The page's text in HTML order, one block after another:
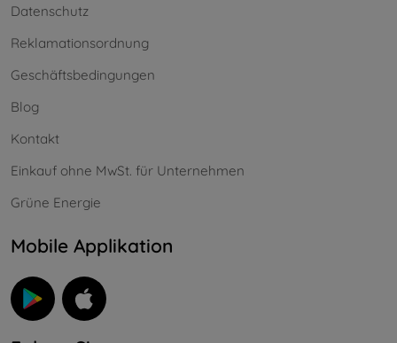
Datenschutz
Reklamationsordnung
Geschäftsbedingungen
Blog
Kontakt
Einkauf ohne MwSt. für Unternehmen
Grüne Energie
Mobile Applikation